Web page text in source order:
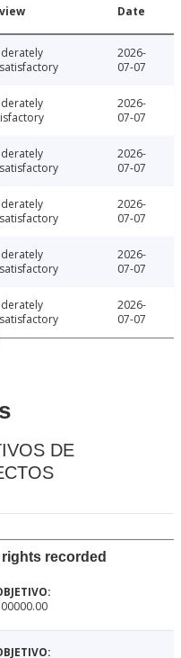
Date
2026-
07-07
2026-
07-07
2026-
07-07
2026-
07-07
2026-
07-07
2026-
07-07
DE
recorded